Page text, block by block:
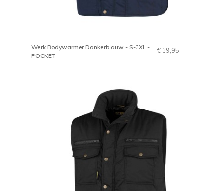
Werk Bodywarmer Donkerblauw - S-3XL -
POCKET
€ 39,95